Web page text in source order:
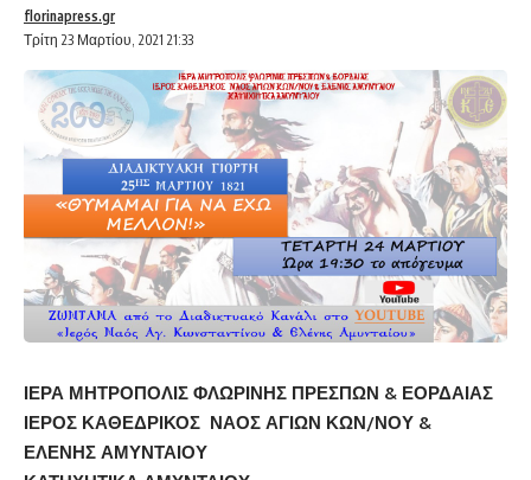
Τρίτη 23 Μαρτίου, 2021 21:33
florinapress.gr
ΙΕΡΑ ΜΗΤΡΟΠΟΛΙΣ ΦΛΩΡΙΝΗΣ ΠΡΕΣΠΩΝ & ΕΟΡΔΑΙΑΣ
ΙΕΡΟΣ ΚΑΘΕΔΡΙΚΟΣ ΝΑΟΣ ΑΓΙΩΝ ΚΩΝ/ΝΟΥ &
ΕΛΕΝΗΣ ΑΜΥΝΤΑΙΟΥ